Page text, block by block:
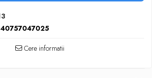
Cere informatii